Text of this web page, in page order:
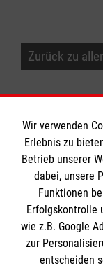
Zurück zu
Impressum
Datenschutz
Kontakt
Die
Wir verwenden
Erlebnis zu
Betrieb unserer
dabei, unsere
Funktionen
Erfolgskontrolle
wie z.B. Google
zur
entscheiden